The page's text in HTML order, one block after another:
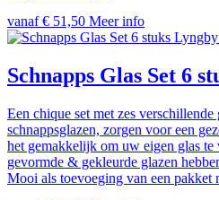
vanaf € 51,50 Meer info
Schnapps Glas Set 6
Een chique set met zes
schnappsglazen, zorgen voor een
het gemakkelijk om uw eigen glas
gevormde & gekleurde glazen
Mooi als toevoeging van een pakket